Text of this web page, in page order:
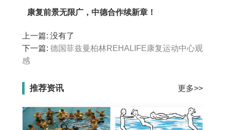
康复前景无限广，中德合作续新章！
上一篇: 没有了
下一篇: 德国菲兹曼柏林REHALIFE康复运动中心观
感
推荐资讯 更多>>